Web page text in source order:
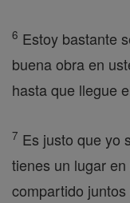
6 Estoy bastante
buena obra en
hasta que llegue
7 Es justo que yo
tienes un lugar
compartido